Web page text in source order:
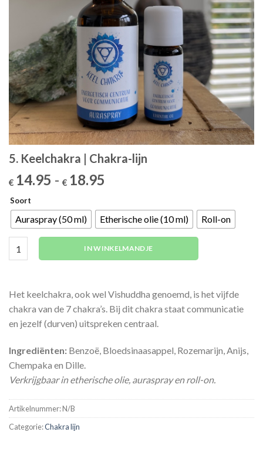
5. Keelchakra | Chakra-lijn
€ 14.95 - € 18.95
tot
€18.95
Soort
Auraspray (50 ml) Etherische olie (10 ml) Roll-on
IN WINKELMANDJE
Het keelchakra, ook wel Vishuddha genoemd, is het vijfde
chakra van de 7 chakra’s. Bij dit chakra staat communicatie
en jezelf (durven) uitspreken centraal.
Ingrediënten: Benzoë, Bloedsinaasappel, Rozemarijn, Anijs,
Chempaka en Dille.
Verkrijgbaar in etherische olie, auraspray en roll-on.
Artikelnummer:N/B
Categorie:Chakra lijn